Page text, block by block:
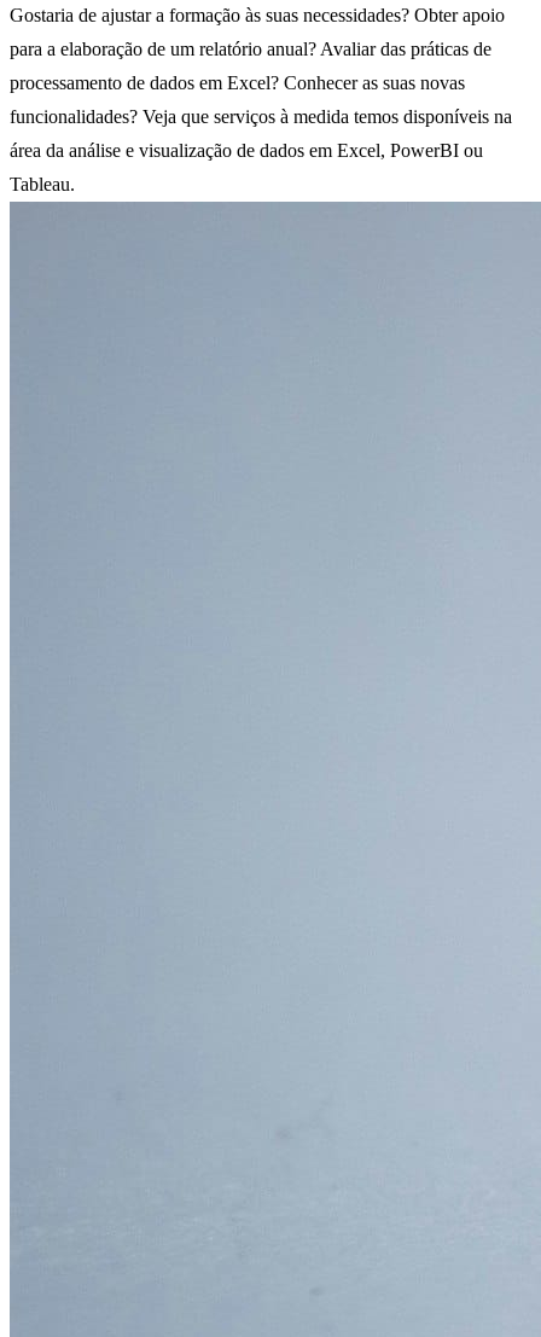
Gostaria de ajustar a formação às suas necessidades? Obter apoio
para a elaboração de um relatório anual? Avaliar das práticas de
processamento de dados em Excel? Conhecer as suas novas
funcionalidades? Veja que serviços à medida temos disponíveis na
área da análise e visualização de dados em Excel, PowerBI ou
Tableau.